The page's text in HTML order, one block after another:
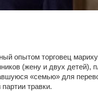
опытом торговец
(жену и двух детей),
«семью» для
травки.